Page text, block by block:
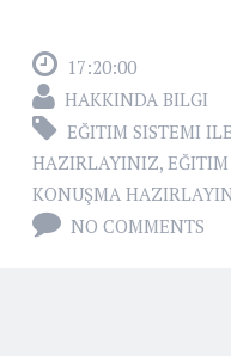
17:20:00
HAKKINDA BILGI
EĞITIM SISTEMI
HAZIRLAYINIZ,
KONUŞMA
NO COMMENTS